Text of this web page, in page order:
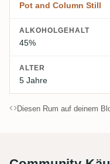
Pot and Column Still
ALKOHOLGEHALT
45%
ALTER
5 Jahre
Diesen Rum auf deinem